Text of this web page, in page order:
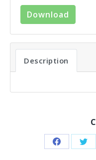
Download
Description
Share